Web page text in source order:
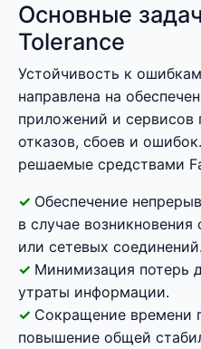
Основные
Tolerance
Устойчивость к
направлена на
приложений и сервисов
отказов, сбоев и
решаемые средствами
Обеспечение
в случае возникновения
или сетевых соединений.
Минимизация потерь
утраты информации.
Сокращение времени
повышение общей